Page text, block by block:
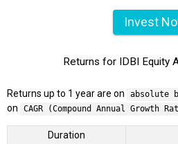
Invest
Returns for IDBI Equity
Returns up to 1 year are on absolute
on
CAGR (Compound Annual Growth
Duration